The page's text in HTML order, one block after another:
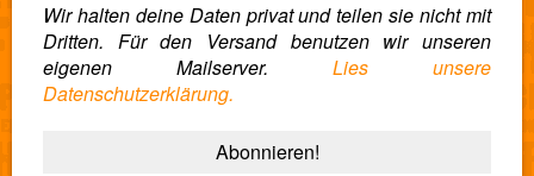
Wir halten deine Daten privat und teilen sie nicht mit
Dritten. Für den Versand benutzen wir unseren
eigenen Mailserver. Lies unsere
Datenschutzerklärung.